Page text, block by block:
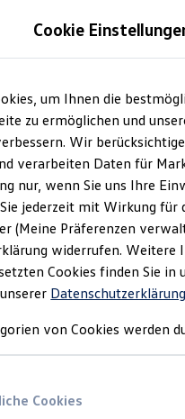
Fahrzeuge
Marktplatz
und
Cookie
um Ihnen die
zu ermöglichen und
Wir
verarbeiten Daten für
nur, wenn Sie uns Ihre
jederzeit mit Wirkung für
(Meine Präferenzen
widerrufen. Weitere
Cookies finden Sie in
von Cookies werden
Cookies